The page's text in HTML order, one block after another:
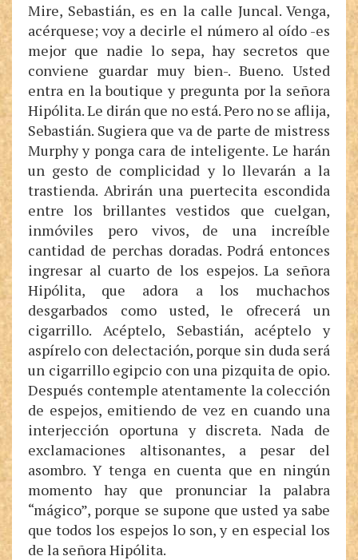
Mire, Sebastián, es en la calle Juncal. Venga,
acérquese; voy a decirle el número al oído -es
mejor que nadie lo sepa, hay secretos que
conviene guardar muy bien-. Bueno. Usted
entra en la boutique y pregunta por la señora
Hipólita. Le dirán que no está. Pero no se aflija,
Sebastián. Sugiera que va de parte de mistress
Murphy y ponga cara de inteligente. Le harán
un gesto de complicidad y lo llevarán a la
trastienda. Abrirán una puertecita escondida
entre los brillantes vestidos que cuelgan,
inmóviles pero vivos, de una increíble
cantidad de perchas doradas. Podrá entonces
ingresar al cuarto de los espejos. La señora
Hipólita, que adora a los muchachos
desgarbados como usted, le ofrecerá un
cigarrillo. Acéptelo, Sebastián, acéptelo y
aspírelo con delectación, porque sin duda será
un cigarrillo egipcio con una pizquita de opio.
Después contemple atentamente la colección
de espejos, emitiendo de vez en cuando una
interjección oportuna y discreta. Nada de
exclamaciones altisonantes, a pesar del
asombro. Y tenga en cuenta que en ningún
momento hay que pronunciar la palabra
“mágico”, porque se supone que usted ya sabe
que todos los espejos lo son, y en especial los
de la señora Hipólita.